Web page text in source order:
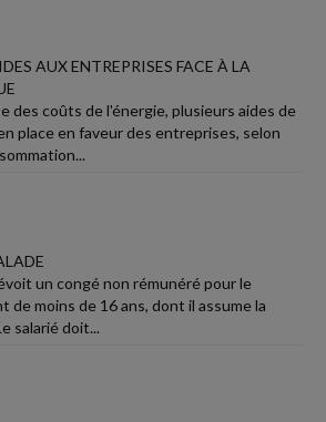
AUX ENTREPRISES FACE À LA
des coûts de l'énergie, plusieurs aides de
place en faveur des entreprises, selon
un congé non rémunéré pour le
de moins de 16 ans, dont il assume la
salarié doit...